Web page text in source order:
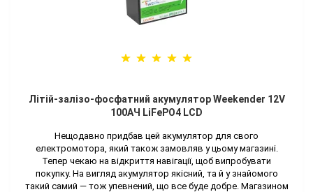
Літій-залізо-фосфатний акумулятор Weekender 12V
100AЧ LiFePO4 LCD
Нещодавно придбав цей акумулятор для свого
електромотора, який також замовляв у цьому магазині.
Тепер чекаю на відкриття навігації, щоб випробувати
покупку. На вигляд акумулятор якісний, та й у знайомого
такий самий — тож упевнений, що все буде добре. Магазином